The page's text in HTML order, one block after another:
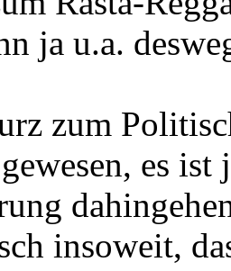
ja u.a.
zum
es ist
insoweit,